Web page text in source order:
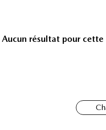
Aucun résultat pour cette